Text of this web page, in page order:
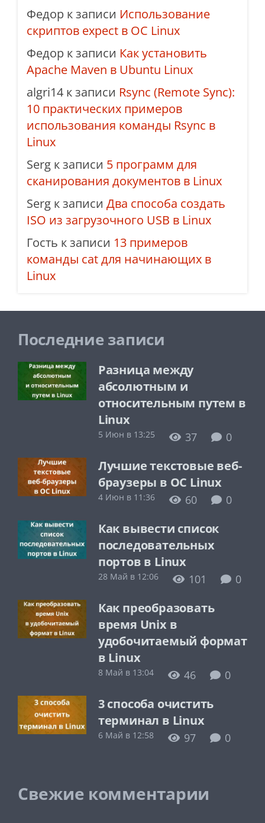
Федор к записи Использование
скриптов expect в ОС Linux
Федор к записи Как установить
Apache Maven в Ubuntu Linux
algri14 к записи Rsync (Remote Sync):
10 практических примеров
использования команды Rsync в
Linux
Serg к записи 5 программ для
сканирования документов в Linux
Serg к записи Два способа создать
ISO из загрузочного USB в Linux
Гость к записи 13 примеров
команды cat для начинающих в
Linux
Последние записи
Разница между
абсолютным и
относительным путем в
Linux
5 Июн в 13:25 37 0
Лучшие текстовые веб-
браузеры в ОС Linux
4 Июн в 11:36 60 0
Как вывести список
последовательных
портов в Linux
28 Май в 12:06 101 0
Как преобразовать
время Unix в
удобочитаемый формат
в Linux
8 Май в 13:04 46 0
3 способа очистить
терминал в Linux
6 Май в 12:58 97 0
Свежие комментарии